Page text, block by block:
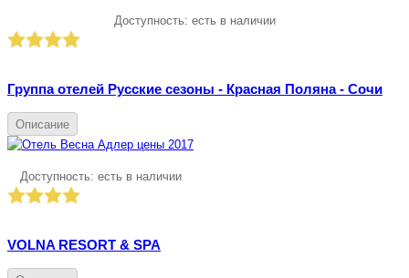
Доступность: есть в наличии
Группа отелей Русские сезоны - Красная Поляна - Cочи
Описание
Доступность: есть в наличии
VOLNA RESORT & SPA